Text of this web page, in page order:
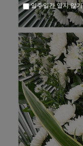
일주일간 열지 않기